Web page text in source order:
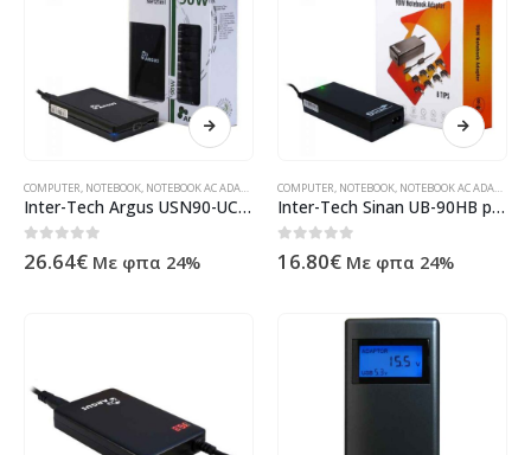
COMPUTER NOTEBOOK NOTEBOOK AC ADAPTER ΠΡΟΪΌΝΤΑ ΠΛΗΡΟΦΟΡΙΚΉΣ - ΚΙΝΗΤΉΣ
Inter-Tech Argus USN90-UCB power adapter/inverter 90 W Black 88882137
0out of 5
26.64€ Με φπα 24%
COMPUTER NOTEBOOK NOTEBOOK AC ADAPTER
Inter-Tech Sinan UB-90HB power adapter/inverter 90W Black 88882145
0 out of 5
16.80€ Με φπα 24%